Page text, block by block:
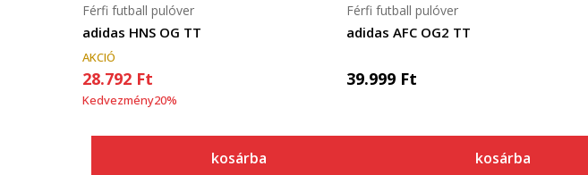
adidas HNS OG TT
Férfi futball pulóver
AKCIÓ
28.792 Ft
Kedvezmény20%
kosárba
adidas AFC OG2 TT
Férfi futball pulóver
39.999 Ft
kosárba